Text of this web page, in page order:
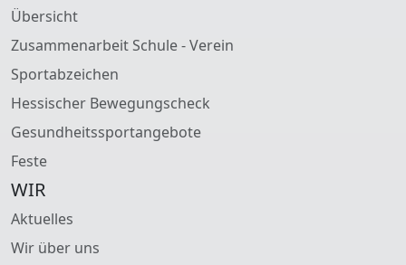
Übersicht
Zusammenarbeit Schule - Verein
Sportabzeichen
Hessischer Bewegungscheck
Gesundheitssportangebote
Feste
WIR
Aktuelles
Wir über uns